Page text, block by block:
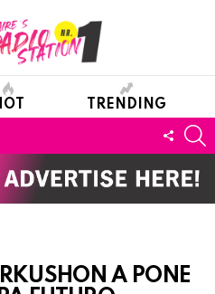
TRENDING
A PONE